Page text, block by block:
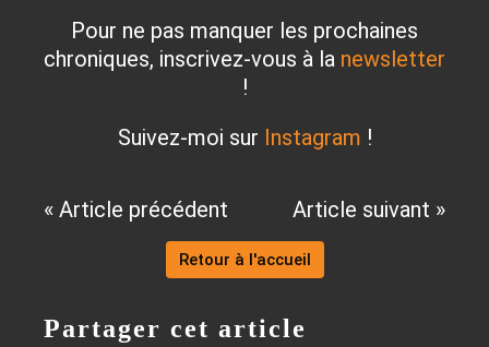
Pour ne pas manquer les prochaines
chroniques, inscrivez-vous à la newsletter
!
Suivez-moi sur Instagram !
« Article précédent Article suivant »
Retour à l'accueil
Partager cet article